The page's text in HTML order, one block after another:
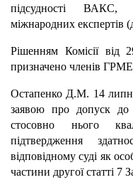
підсудності ВАКС,
міжнародних експертів
Рішенням Комісії
призначено членів
Остапенко Д.М. 14 липня
заявою про допуск до
стосовно нього
підтвердження
відповідному суді як
частини другої статті 7